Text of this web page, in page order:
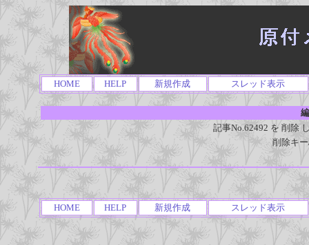
HOME HELP 新規作成 スレッド表示
記事No.62492 を 削除
削除キ
HOME HELP 新規作成 スレッド表示